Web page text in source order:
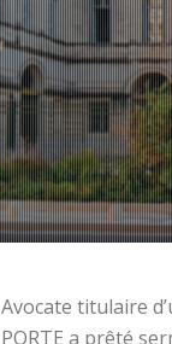
Avocate titulaire
PORTE a prêté